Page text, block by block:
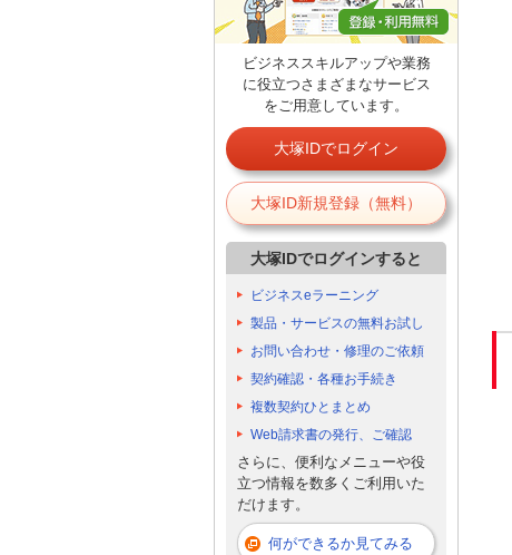
ビジネススキルアップや業務
に役立つさまざまなサービス
をご用意しています。
大塚IDでログイン
大塚ID新規登録（無料）
大塚IDでログインすると
ビジネスeラーニング
製品・サービスの無料お試し
お問い合わせ・修理のご依頼
契約確認・各種お手続き
複数契約ひとまとめ
Web請求書の発行、ご確認
さらに、便利なメニューや役
立つ情報を数多くご利用いた
だけます。
何ができるか見てみる